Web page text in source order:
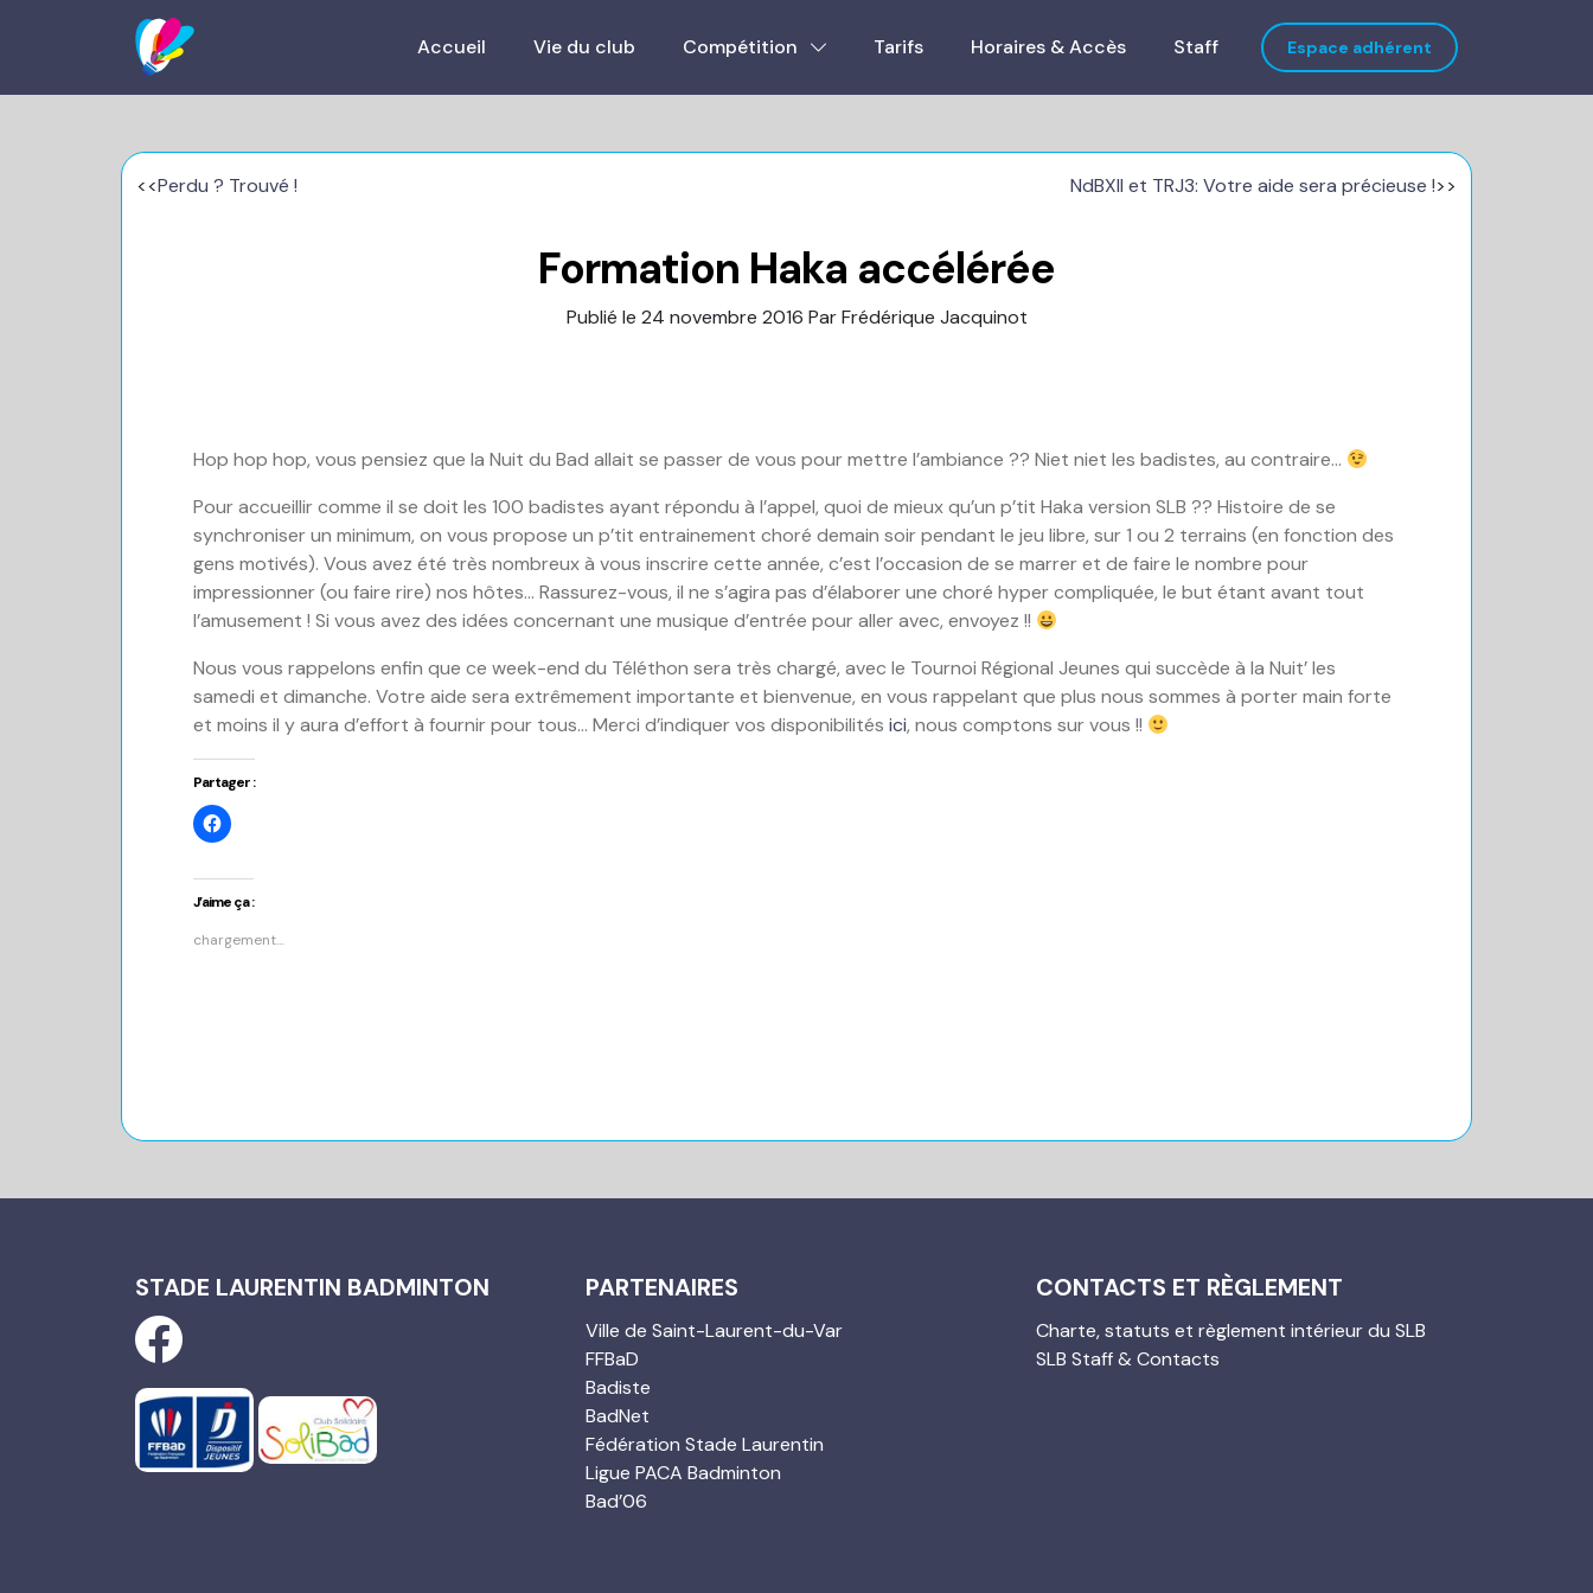
Accueil Vie du club Compétition Tarifs Horaires & Accès Staff Espace adhérent
<<Perdu ? Trouvé ! NdBXII et TRJ3: Votre aide sera précieuse !>>
Formation Haka accélérée
Publié le 24 novembre 2016 Par Frédérique Jacquinot
Hop hop hop, vous pensiez que la Nuit du Bad allait se passer de vous pour mettre l’ambiance ?? Niet niet les badistes, au contraire…
Pour accueillir comme il se doit les 100 badistes ayant répondu à l’appel, quoi de mieux qu’un p’tit Haka version SLB ?? Histoire de se
synchroniser un minimum, on vous propose un p’tit entrainement choré demain soir pendant le jeu libre, sur 1 ou 2 terrains (en fonction des
gens motivés). Vous avez été très nombreux à vous inscrire cette année, c’est l’occasion de se marrer et de faire le nombre pour
impressionner (ou faire rire) nos hôtes… Rassurez-vous, il ne s’agira pas d’élaborer une choré hyper compliquée, le but étant avant tout
l’amusement ! Si vous avez des idées concernant une musique d’entrée pour aller avec, envoyez !!
Nous vous rappelons enfin que ce week-end du Téléthon sera très chargé, avec le Tournoi Régional Jeunes qui succède à la Nuit’ les
samedi et dimanche. Votre aide sera extrêmement importante et bienvenue, en vous rappelant que plus nous sommes à porter main forte
et moins il y aura d’effort à fournir pour tous… Merci d’indiquer vos disponibilités ici, nous comptons sur vous !!
Partager :
Cliquez
pour
Facebook(ouvre
dans
une
fenêtre)
J’aime ça :
chargement…
STADE LAURENTIN BADMINTON PARTENAIRES
Ville de Saint-Laurent-du-Var
FFBaD
Badiste
BadNet
Fédération Stade Laurentin
Ligue PACA Badminton
Bad’06
CONTACTS ET RÈGLEMENT
Charte, statuts et règlement intérieur du SLB
SLB Staff & Contacts